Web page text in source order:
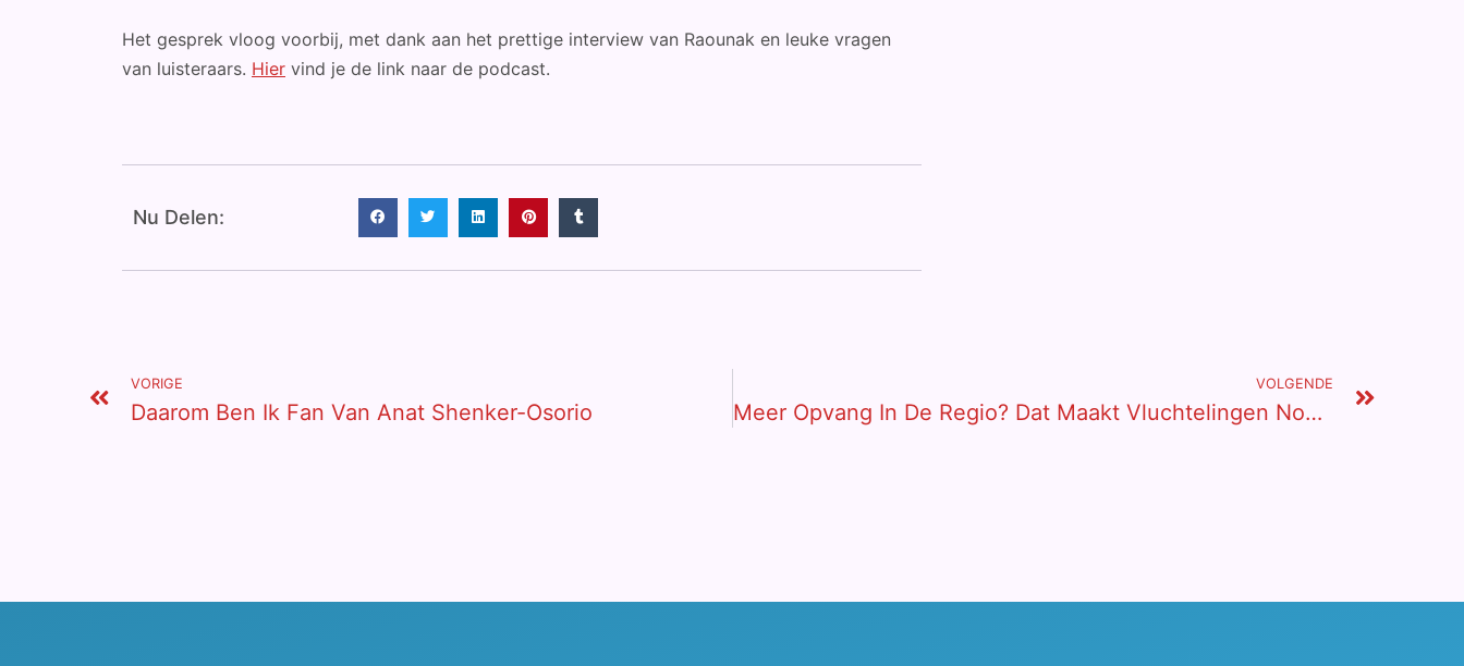
Het gesprek vloog voorbij, met dank aan het prettige interview van Raounak en leuke vragen
van luisteraars. Hier vind je de link naar de podcast.
Nu Delen:
VORIGE
Daarom Ben Ik Fan Van Anat Shenker-Osorio
VOLGENDE
Meer Opvang In De Regio? Dat Maakt Vluchtelingen Nog Machtelozer